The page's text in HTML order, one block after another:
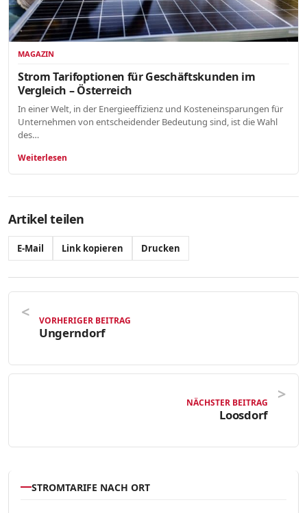
MAGAZIN
Strom Tarifoptionen für Geschäftskunden im
Vergleich – Österreich
In einer Welt, in der Energieeffizienz und Kosteneinsparungen für
Unternehmen von entscheidender Bedeutung sind, ist die Wahl
des…
Weiterlesen
Artikel teilen
E-Mail Link kopieren Drucken
VORHERIGER BEITRAG
Ungerndorf
NÄCHSTER BEITRAG
Loosdorf
STROMTARIFE NACH ORT